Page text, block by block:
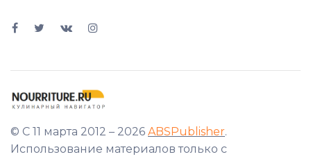
© С 11 марта 2012 – 2026 ABSPublisher.
Использование материалов только с